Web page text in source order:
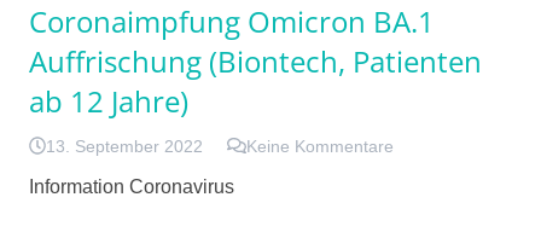
Coronaimpfung Omicron BA.1
Auffrischung (Biontech, Patienten
ab 12 Jahre)
13. September 2022 Keine Kommentare
Information Coronavirus